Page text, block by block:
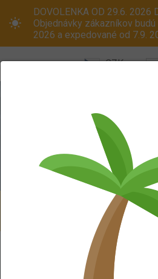
DOVOLENKA OD 29.6. 2026
Objednávky zákazníkov
2026 a expedované od 7.9.
CZK
Oceľové
Dodáváme aj na
DPH dodáme tovar